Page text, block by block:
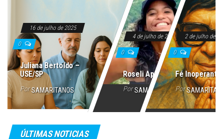
16 de julho de 2025
0
Juliana Bertoldo –
USE/SP
Por SAMARITANOS
4 de julho de 2025
0
Roseli Aparecida
Por SAMARITANOS
2 de julho de
0
Fé Inoperante
Por
ÚLTIMAS NOTICIAS